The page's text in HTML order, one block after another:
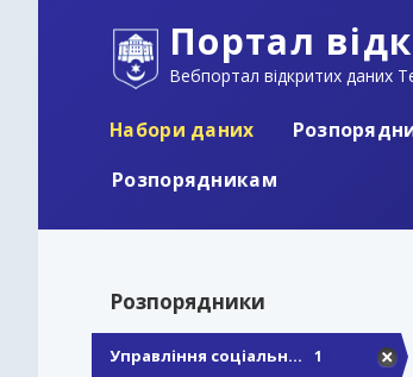
Портал
Вебпортал відкритих даних
Набори даних
Розпорядникам
Розпорядники
Управління соціальн... 1